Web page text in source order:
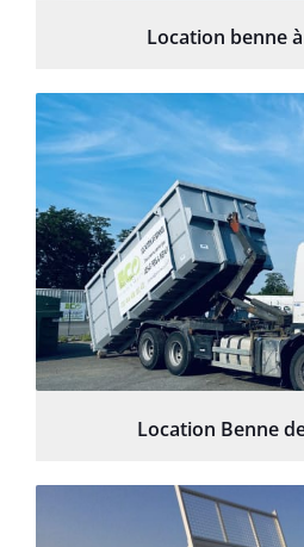
Location benne
Location Benne